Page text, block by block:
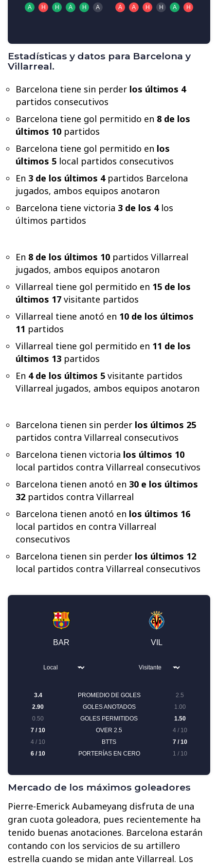
Estadísticas y datos para Barcelona y
Villarreal.
Barcelona tiene sin perder los últimos 4
partidos consecutivos
Barcelona tiene gol permitido en 8 de los
últimos 10 partidos
Barcelona tiene gol permitido en los
últimos 5 local partidos consecutivos
En 3 de los últimos 4partidos Barcelona
jugados, ambos equipos anotaron
Barcelona tiene victoria 3 de los 4los
últimos partidos
En 8 de los últimos 10 partidos Villarreal
jugados, ambos equipos anotaron
Villarreal tiene gol permitido en 15 de los
últimos 17 visitante partidos
Villarreal tiene anotó en 10 de los últimos
11 partidos
Villarreal tiene gol permitido en 11 de los
últimos 13 partidos
En 4 de los últimos 5 visitante partidos
Villarreal jugados, ambos equipos anotaron
Barcelona tienen sin perder los últimos 25
partidos contra Villarreal consecutivos
Barcelona tienen victoria los últimos 10
local partidos contra Villarreal consecutivos
Barcelona tienen anotó en 30 e los últimos
32 partidos contra Villarreal
Barcelona tienen anotó en los últimos 16
local partidos en contra Villarreal
consecutivos
Barcelona tienen sin perder los últimos 12
local partidos contra Villarreal consecutivos
Mercado de los máximos goleadores
Pierre-Emerick Aubameyang disfruta de una
gran cuota goleadora, pues recientemente ha
tenido buenas anotaciones. Barcelona estarán
contando con los servicios de su artillero
estrella cuando se midan ante Villarreal. Los